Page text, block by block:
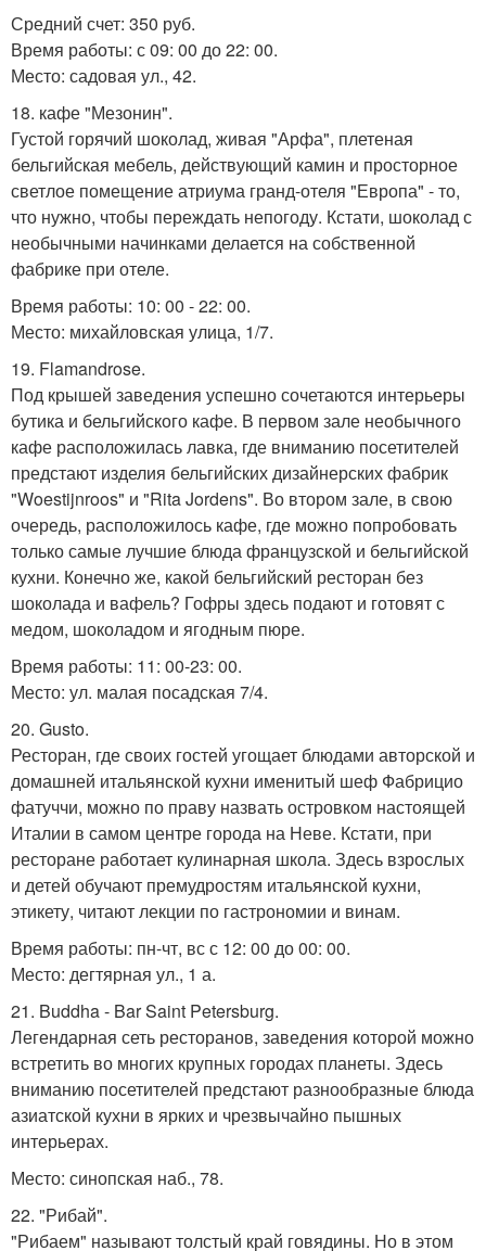
Средний счет: 350 руб.
Время работы: с 09: 00 до 22: 00.
Место: садовая ул., 42.
18. кафе "Мезонин".
Густой горячий шоколад, живая "Арфа", плетеная
бельгийская мебель, действующий камин и просторное
светлое помещение атриума гранд-отеля "Европа" - то,
что нужно, чтобы переждать непогоду. Кстати, шоколад с
необычными начинками делается на собственной
фабрике при отеле.
Время работы: 10: 00 - 22: 00.
Место: михайловская улица, 1/7.
19. Flamandrose.
Под крышей заведения успешно сочетаются интерьеры
бутика и бельгийского кафе. В первом зале необычного
кафе расположилась лавка, где вниманию посетителей
предстают изделия бельгийских дизайнерских фабрик
"Woestijnroos" и "Rita Jordens". Во втором зале, в свою
очередь, расположилось кафе, где можно попробовать
только самые лучшие блюда французской и бельгийской
кухни. Конечно же, какой бельгийский ресторан без
шоколада и вафель? Гофры здесь подают и готовят с
медом, шоколадом и ягодным пюре.
Время работы: 11: 00-23: 00.
Место: ул. малая посадская 7/4.
20. Gusto.
Ресторан, где своих гостей угощает блюдами авторской и
домашней итальянской кухни именитый шеф Фабрицио
фатуччи, можно по праву назвать островком настоящей
Италии в самом центре города на Неве. Кстати, при
ресторане работает кулинарная школа. Здесь взрослых
и детей обучают премудростям итальянской кухни,
этикету, читают лекции по гастрономии и винам.
Время работы: пн-чт, вс с 12: 00 до 00: 00.
Место: дегтярная ул., 1 а.
21. Buddha - Bar Saint Petersburg.
Легендарная сеть ресторанов, заведения которой можно
встретить во многих крупных городах планеты. Здесь
вниманию посетителей предстают разнообразные блюда
азиатской кухни в ярких и чрезвычайно пышных
интерьерах.
Место: синопская наб., 78.
22. "Рибай".
"Рибаем" называют толстый край говядины. Но в этом